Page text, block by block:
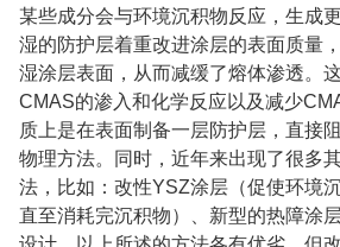
某些成分会与环境沉积物反应，生成
湿的防护层着重改进涂层的表面质量
湿涂层表面，从而减缓了熔体渗透。
CMAS的渗入和化学反应以及减少
质上是在表面制备一层防护层，直接
物理方法。同时，近年来出现了很多
法，比如：改性YSZ涂层（促使环境
直至消耗完沉积物）、新型的热障涂